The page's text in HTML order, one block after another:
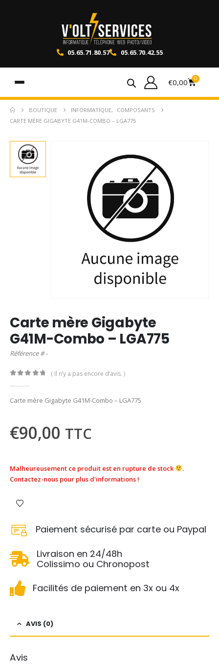
05.65.71.80.57 05.65.70.42.55
€0,00 0
BOUTIQUE INFORMATIQUE,
COMPOSANTS
CARTE MÈRE GIGABYTE G41M-COMBO – LGA775
Carte mère Gigabyte
G41M-Combo – LGA775
Référence # -
( Il n’y a pas encore d’avis. )
Carte mère Gigabyte G41M-Combo – LGA775
€90,00 TTC
Malheureusement ce produit est en rupture de stock
.
Contactez-nous pour plus d'informations !
Paiement sécurisé par carte ou Paypal
Livraison en 24/48h
Colissimo ou Chronopost
Facilités de paiement en 3x ou 4x
AVIS (0)
Avis